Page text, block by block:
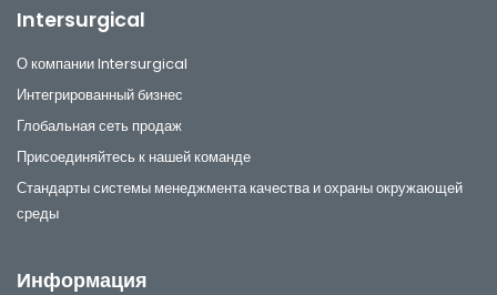
Intersurgical
О компании Intersurgical
Интегрированный бизнес
Глобальная сеть продаж
Присоединяйтесь к нашей команде
Стандарты системы менеджмента качества и охраны окружающей
среды
Информация